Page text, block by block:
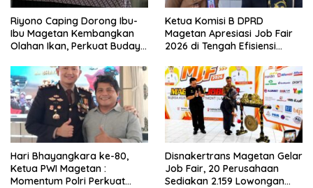
Riyono Caping Dorong Ibu-
Ibu Magetan Kembangkan
Olahan Ikan, Perkuat Budaya
Ketua Komisi B DPRD
Magetan Apresiasi Job Fair
2026 di Tengah Efisiensi
Hari Bhayangkara ke-80,
Ketua PWI Magetan :
Momentum Polri Perkuat
Disnakertrans Magetan Gelar
Job Fair, 20 Perusahaan
Sediakan 2.159 Lowongan